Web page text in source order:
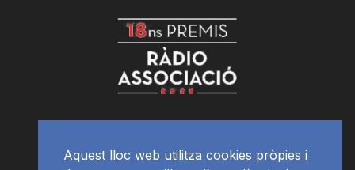
Aquest lloc web utilitza cookies pròpies i